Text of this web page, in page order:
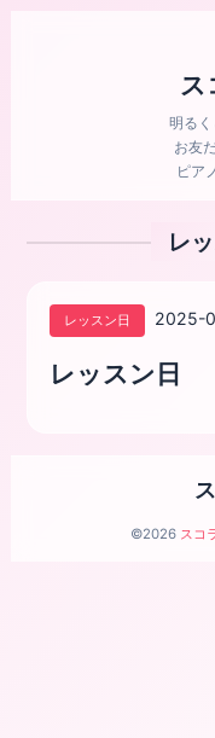
ス
明る
お友
ピア
レ
レッスン日 2025-
レッスン日
©2026 スコ